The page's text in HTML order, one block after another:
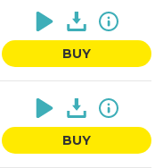
BUY
BUY